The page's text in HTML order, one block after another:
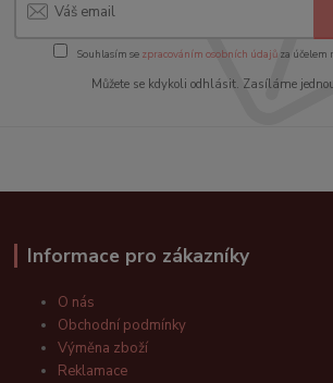
Souhlasím se zpracováním osobních údajůza účelem
Můžete se kdykoli odhlásit. Zasíláme
Informace pro zákazníky
O nás
Obchodní podmínky
Výměna zboží
Reklamace